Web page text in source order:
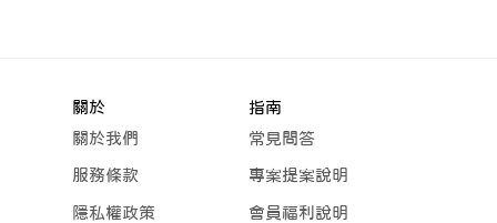
關於
關於我們
服務條款
隱私權政策
指南
常見問答
專案提案說明
會員福利說明